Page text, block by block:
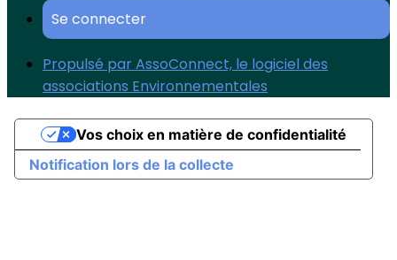
Se connecter
Propulsé par AssoConnect, le logiciel des
associations Environnementales
Notification lors de la collecte
Vos choix en matière de confidentialité